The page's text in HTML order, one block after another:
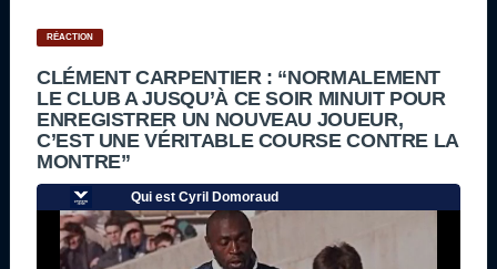
RÉACTION
CLÉMENT CARPENTIER : “NORMALEMENT
LE CLUB A JUSQU’À CE SOIR MINUIT POUR
ENREGISTRER UN NOUVEAU JOUEUR,
C’EST UNE VÉRITABLE COURSE CONTRE LA
MONTRE”